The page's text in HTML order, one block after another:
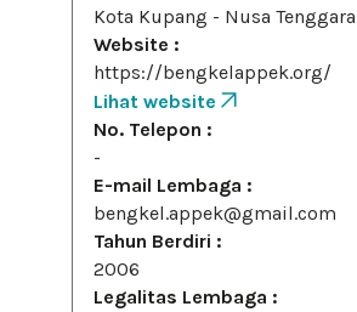
Kota Kupang - Nusa
Website :
https://bengkelappek.org/
Lihat website
No. Telepon :
-
E-mail Lembaga :
bengkel.appek@gmail.com
Tahun Berdiri :
2006
Legalitas Lembaga :